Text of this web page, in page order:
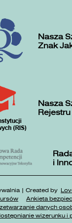
Nasza
Znak
Nasza
i
| Created by
Ankieta
danych
wizerunku